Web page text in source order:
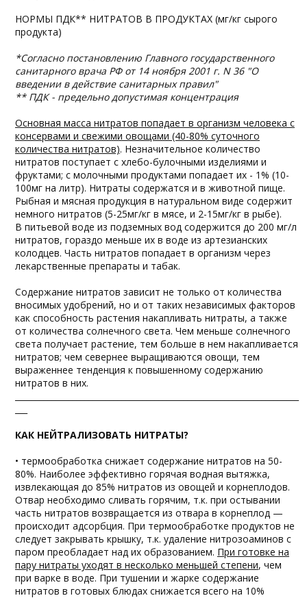
НОРМЫ ПДК** НИТРАТОВ В ПРОДУКТАХ (мг/кг сырого
продукта)
*Согласно постановлению Главного государственного
санитарного врача РФ от 14 ноября 2001 г. N 36 "О
введении в действие санитарных правил"
** ПДК - предельно допустимая концентрация
Основная масса нитратов попадает в организм человека с
консервами и свежими овощами (40-80% суточного
количества нитратов). Незначительное количество
нитратов поступает с хлебо-булочными изделиями и
фруктами; с молочными продуктами попадает их - 1% (10-
100мг на литр). Нитраты содержатся и в животной пище.
Рыбная и мясная продукция в натуральном виде содержит
немного нитратов (5-25мг/кг в мясе, и 2-15мг/кг в рыбе).
В питьевой воде из подземных вод содержится до 200 мг/л
нитратов, гораздо меньше их в воде из артезианских
колодцев. Часть нитратов попадает в организм через
лекарственные препараты и табак.
Содержание нитратов зависит не только от количества
вносимых удобрений, но и от таких независимых факторов
как способность растения накапливать нитраты, а также
от количества солнечного света. Чем меньше солнечного
света получает растение, тем больше в нем накапливается
нитратов; чем севернее выращиваются овощи, тем
выраженнее тенденция к повышенному содержанию
нитратов в них.
КАК НЕЙТРАЛИЗОВАТЬ НИТРАТЫ?
• термообработка снижает содержание нитратов на 50-
80%. Наиболее эффективно горячая водная вытяжка,
извлекающая до 85% нитратов из овощей и корнеплодов.
Отвар необходимо сливать горячим, т.к. при остывании
часть нитратов возвращается из отвара в корнеплод —
происходит адсорбция. При термообработке продуктов не
следует закрывать крышку, т.к. удаление нитрозоаминов с
паром преобладает над их образованием. При готовке на
пару нитраты уходят в несколько меньшей степени, чем
при варке в воде. При тушении и жарке содержание
нитратов в готовых блюдах снижается всего на 10%